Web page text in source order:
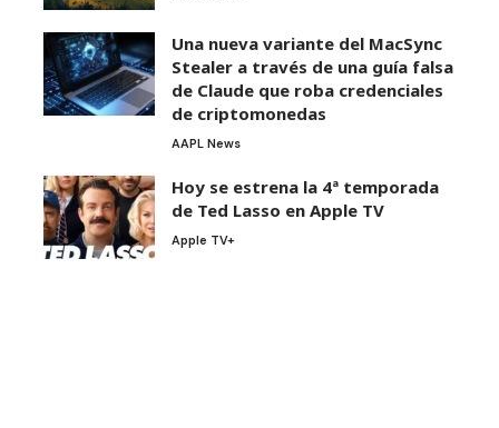
Una nueva variante del MacSync
Stealer a través de una guía falsa
de Claude que roba credenciales
de criptomonedas
AAPL News
Hoy se estrena la 4ª temporada
de Ted Lasso en Apple TV
Apple TV+